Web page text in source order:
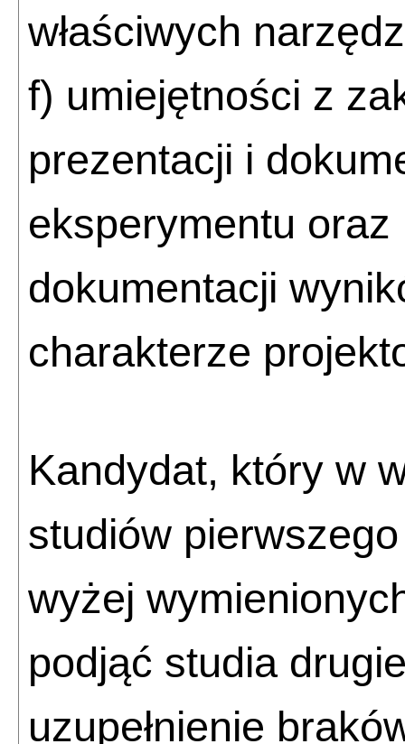
właściwych
f) umiejętności z
prezentacji i
eksperymentu oraz
dokumentacji
charakterze
Kandydat, który w
studiów
wyżej
podjąć studia
uzupełnienie